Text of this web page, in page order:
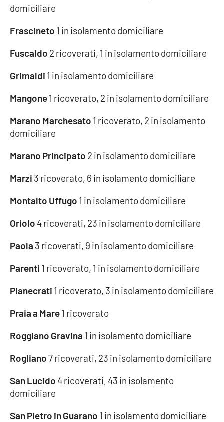
Lacplay.it
Lactv.it
Laconair.it
Lacitymag.it
Lacapitalenews.it
Ilreggino.it
Cosenzachannel.it
Ilvibonese.it
Catanzarochannel.it
APP
Android
Apple
domiciliare
Frascineto 1 in isolamento domiciliare
Fuscaldo 2 ricoverati, 1 in isolamento domiciliare
Grimaldi 1 in isolamento domiciliare
Mangone1 ricoverato, 2 in isolamento domiciliare
Marano Marchesato 1 ricoverato, 2 in isolamento
domiciliare
Marano Principato 2 in isolamento domiciliare
Marzi 3 ricoverato, 6 in isolamento domiciliare
Montalto Uffugo 1 in isolamento domiciliare
Oriolo 4 ricoverati, 23 in isolamento domiciliare
Paola 3 ricoverati, 9 in isolamento domiciliare
Parenti 1 ricoverato, 1 in isolamento domiciliare
Pianecrati 1 ricoverato, 3 in isolamento domiciliare
Praia a Mare1 ricoverato
Roggiano Gravina 1 in isolamento domiciliare
Rogliano7 ricoverati, 23 in isolamento domiciliare
San Lucido 4 ricoverati, 43 in isolamento
domiciliare
San Pietro in Guarano 1 in isolamento domiciliare